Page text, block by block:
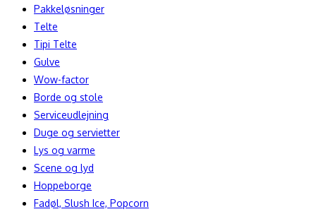
Pakkeløsninger
Telte
Tipi Telte
Gulve
Wow-factor
Borde og stole
Serviceudlejning
Duge og servietter
Lys og varme
Scene og lyd
Hoppeborge
Fadøl, Slush Ice, Popcorn